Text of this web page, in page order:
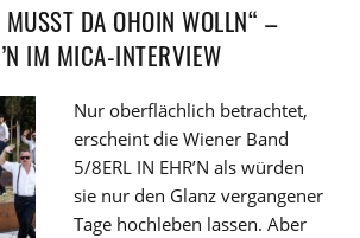
DA OHOIN WOLLN“ –
IM MICA-INTERVIEW
Nur oberflächlich betrachtet,
erscheint die Wiener Band
5/8ERL IN EHR’N als würden
sie nur den Glanz vergangener
Tage hochleben lassen. Aber